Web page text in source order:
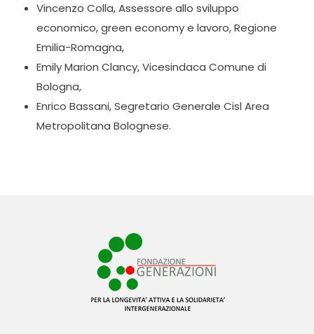
Vincenzo Colla, Assessore allo sviluppo
economico, green economy e lavoro, Regione
Emilia-Romagna,
Emily Marion Clancy, Vicesindaca Comune di
Bologna,
Enrico Bassani, Segretario Generale Cisl Area
Metropolitana Bolognese.